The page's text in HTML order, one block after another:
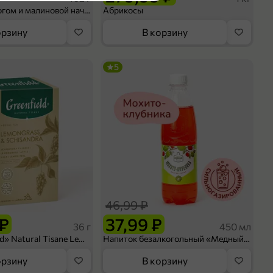
Шосон с творогом и малиновой начинкой, 102 г Абрикосы
В корзину
36 г
Чай «Greenfield» Natural Tisane Lemongrass & Schisandra, 20 пирамидок, 36 г
37,99 ₽
46,99 ₽
450 мл
Напиток безалкогольный «Медный Великан» Мохито-клубника, 450 мл
5
В корзину